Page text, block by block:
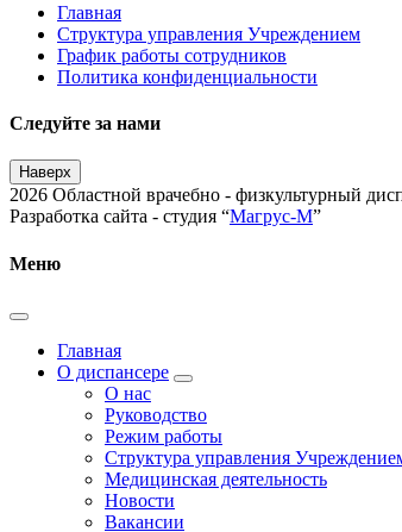
Главная
Структура управления Учреждением
График работы сотрудников
Политика конфиденциальности
Следуйте за нами
Наверх
2026 Областной врачебно - физкультурный
Разработка сайта - студия “Магрус-М”
Меню
Главная
О диспансере
О нас
Руководство
Режим работы
Структура управления
Медицинская деятельность
Новости
Вакансии